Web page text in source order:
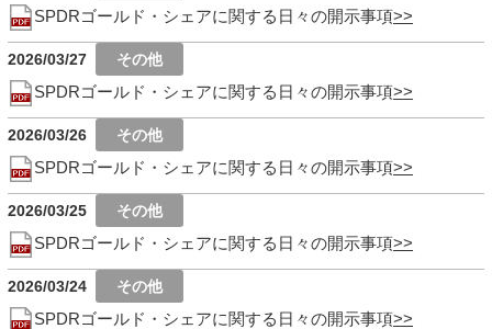
SPDRゴールド・シェアに関する日々の開示事項
2026/03/27
SPDRゴールド・シェアに関する日々の開示事項
2026/03/26
SPDRゴールド・シェアに関する日々の開示事項
2026/03/25
SPDRゴールド・シェアに関する日々の開示事項
2026/03/24
SPDRゴールド・シェアに関する日々の開示事項